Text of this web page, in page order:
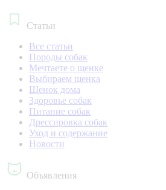
Статьи
Все статьи
Породы собак
Мечтаете о щенке
Выбираем щенка
Щенок дома
Здоровье собак
Питание собак
Дрессировка собак
Уход и содержание
Новости
Объявления